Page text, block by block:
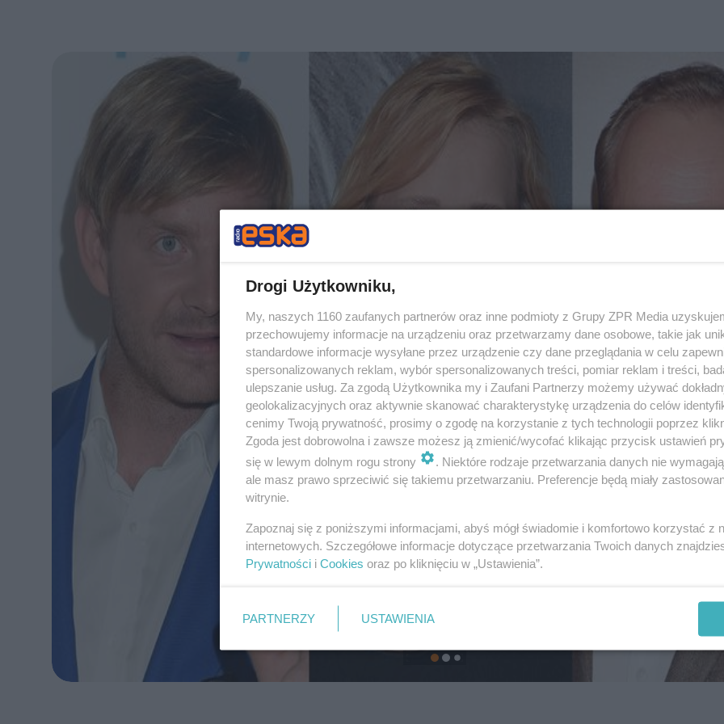
Drogi Użytkowniku,
My, naszych 1160 zaufanych partnerów oraz inne podmioty z Grupy ZPR Media
przechowujemy informacje na urządzeniu oraz przetwarzamy dane osobowe, takie jak
standardowe informacje wysyłane przez urządzenie czy dane przeglądania w celu
spersonalizowanych reklam, wybór spersonalizowanych treści, pomiar reklam i treści,
ulepszanie usług. Za zgodą Użytkownika my i Zaufani Partnerzy możemy używać
geolokalizacyjnych oraz aktywnie skanować charakterystykę urządzenia do celów
cenimy Twoją prywatność, prosimy o zgodę na korzystanie z tych technologii poprzez
Zgoda jest dobrowolna i zawsze możesz ją zmienić/wycofać klikając przycisk ustawień
się w lewym dolnym rogu strony
. Niektóre rodzaje przetwarzania danych nie
ale masz prawo sprzeciwić się takiemu przetwarzaniu. Preferencje będą miały
witrynie.
Zapoznaj się z poniższymi informacjami, abyś mógł świadomie i komfortowo korzystać z
internetowych. Szczegółowe informacje dotyczące przetwarzania Twoich danych
Prywatności i Cookies oraz po kliknięciu w „Ustawienia”.
PARTNERZY USTAWIENIA